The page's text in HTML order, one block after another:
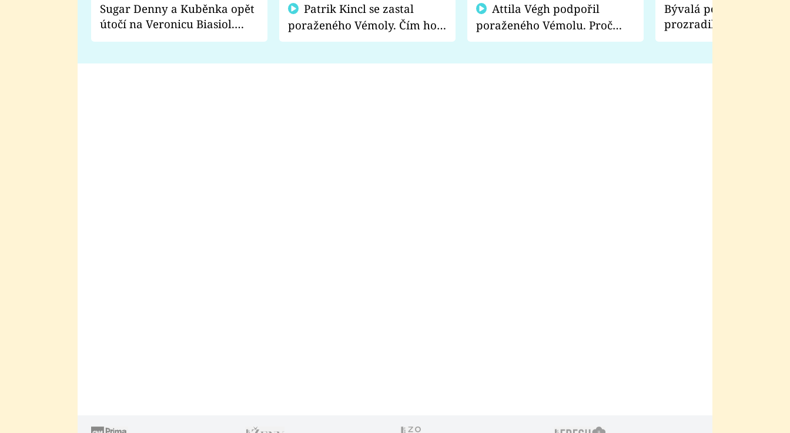
Sugar Denny a Kuběnka opět
útočí na Veronicu Biasiol.
Proč je podle nich falešná a
poraženého Vémoly. Čím ho
fanoušci naštvali?
poraženého Vémolu. Proč
chce raději zápasit s ním než
Bývalá pornoherečka
prozradila, co ji
natáčení Euforie.